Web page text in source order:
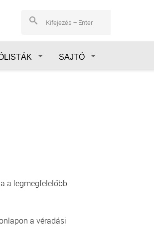
SAJTÓ
a legmegfelelőbb
a véradási